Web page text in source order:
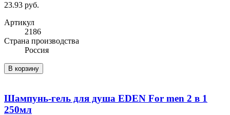
23.93 руб.
Артикул
2186
Cтрана производства
Россия
В корзину
Шампунь-гель для душа EDEN For men 2 в 1
250мл